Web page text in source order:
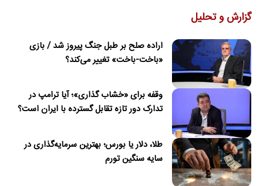
گزارش و تحلیل
اراده صلح بر طبل جنگ پیروز شد / بازی
«باخت-باخت» تغییر می‌کند؟
وقفه برای «خشاب گذاری»؛ آیا ترامپ در
تدارک دور تازه تقابل گسترده با ایران است؟
طلا، دلار یا بورس؛ بهترین سرمایه‌گذاری در
سایه سنگین تورم